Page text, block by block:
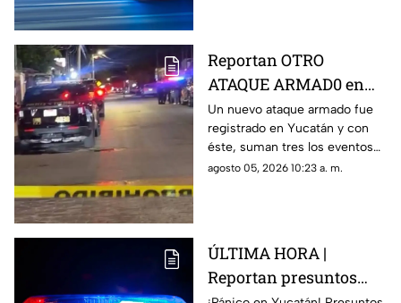
Reportan OTRO
ATAQUE ARMAD0 en
menos de 24 horas en
Yucatán, ahora en la
Mercedes Barrera
Un nuevo ataque armado fue
registrado en Yucatán y con
éste, suman tres los eventos
con arma de fuego ocurridos
agosto 05, 2026 10:23 a. m.
ÚLTIMA HORA |
Reportan presuntos